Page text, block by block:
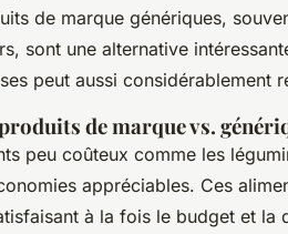
de marque génériques,
sont une alternative
peut aussi considérablement
de marque vs.
peu coûteux comme les
appréciables. Ces
à la fois le budget et la